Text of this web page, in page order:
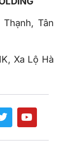
Tân
Xa Lộ Hà